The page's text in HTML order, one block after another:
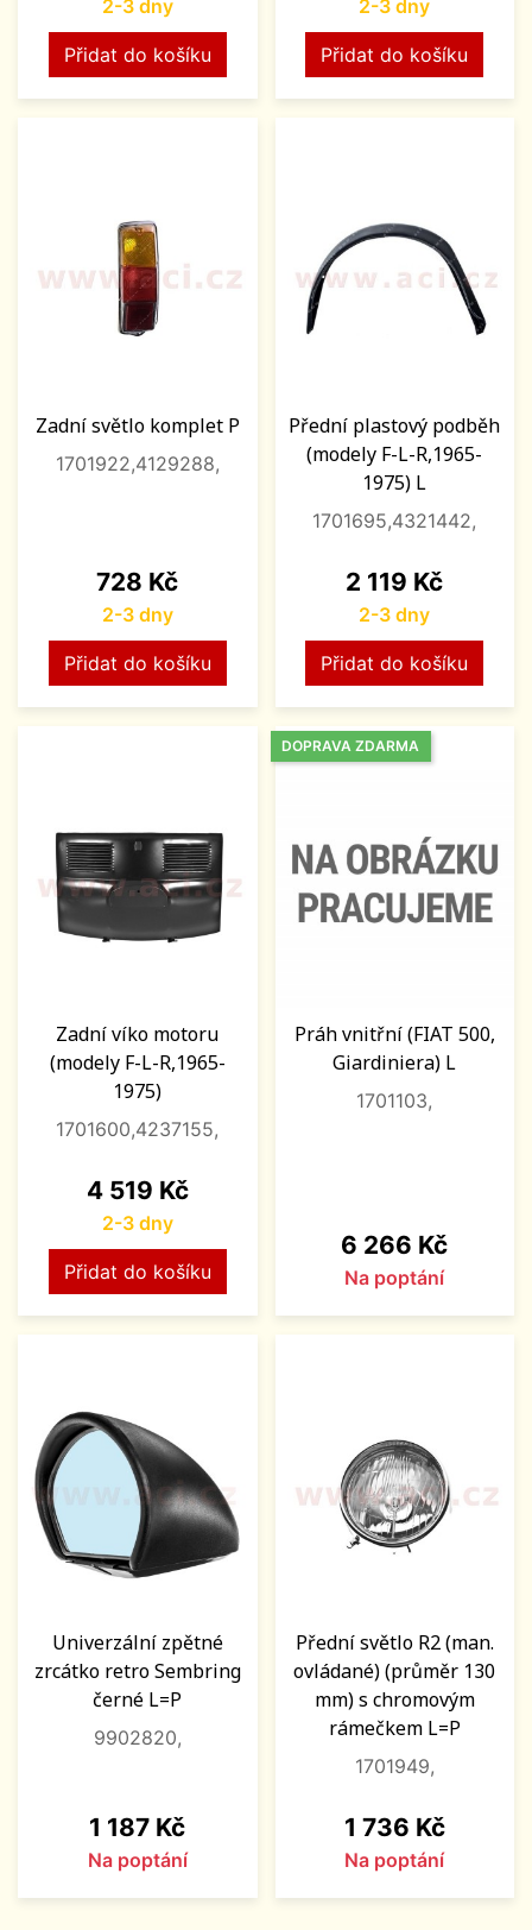
2-3 dny
Přidat do košíku
2-3 dny
Přidat do košíku
Zadní světlo komplet P
1701922,4129288,
Cena
728 Kč
2-3 dny
Přidat do košíku
Přední plastový podběh
(modely F-L-R,1965-
1975) L
1701695,4321442,
Cena
2 119 Kč
2-3 dny
Přidat do košíku
Zadní víko motoru
(modely F-L-R,1965-
1975)
1701600,4237155,
Cena
4 519 Kč
2-3 dny
Přidat do košíku
Práh vnitřní (FIAT 500,
Giardiniera) L
1701103,
Cena
6 266 Kč
Na poptání
DOPRAVA ZDARMA
Univerzální zpětné
zrcátko retro Sembring
černé L=P
9902820,
Cena
1 187 Kč
Na poptání
Přední světlo R2 (man.
ovládané) (průměr 130
mm) s chromovým
rámečkem L=P
1701949,
Cena
1 736 Kč
Na poptání